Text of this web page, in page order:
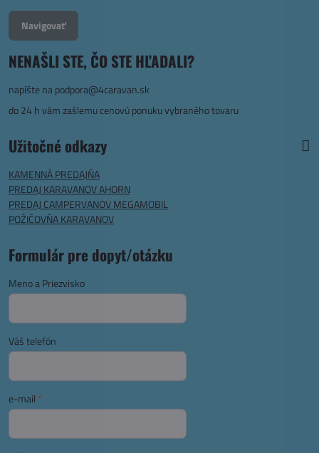
Navigovať
NENAŠLI STE, ČO STE HĽADALI?
napíšte napodpora@4caravan.sk
do 24 h vám zašlemu cenovú ponuku vybraného tovaru
Užitočné odkazy
KAMENNÁ PREDAJŇA
PREDAJ KARAVANOV AHORN
PREDAJ CAMPERVANOV MEGAMOBIL
POŽIČOVŇA KARAVANOV
Formulár pre dopyt/otázku
Meno a Priezvisko
Váš telefón
e-mail *